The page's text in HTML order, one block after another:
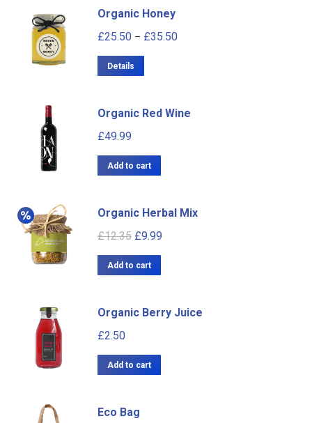
Organic Honey
£25.50 – £35.50
Details
Organic Red Wine
£49.99
Add to cart
Organic Herbal Mix
£12.35 £9.99
Add to cart
Organic Berry Juice
£2.50
Add to cart
Eco Bag